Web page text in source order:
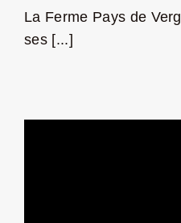
La Ferme Pays de
ses [...]